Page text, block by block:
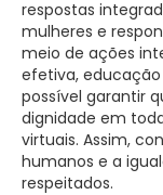
respostas
mulheres e
meio de ações
efetiva,
possível garantir
dignidade em
virtuais. Assim,
humanos e a
respeitados.